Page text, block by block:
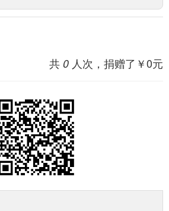
共 0 人次，捐赠了￥0元